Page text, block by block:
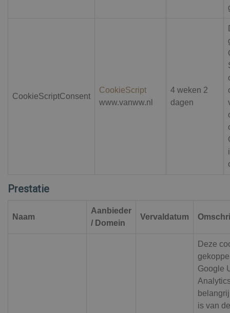
CookieScriptConsent
CookieScript
www.vanww.nl
4 weken 2
dagen
Prestatie
Naam
Aanbieder
/ Domein
Vervaldatum
Deze
Google
is van